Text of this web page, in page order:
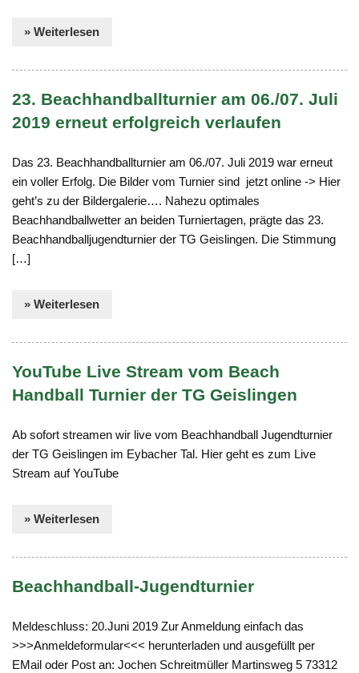
» Weiterlesen
23. Beachhandballturnier am 06./07. Juli
2019 erneut erfolgreich verlaufen
Das 23. Beachhandballturnier am 06./07. Juli 2019 war erneut
ein voller Erfolg. Die Bilder vom Turnier sind jetzt online -> Hier
geht’s zu der Bildergalerie…. Nahezu optimales
Beachhandballwetter an beiden Turniertagen, prägte das 23.
Beachhandballjugendturnier der TG Geislingen. Die Stimmung
[…]
» Weiterlesen
YouTube Live Stream vom Beach
Handball Turnier der TG Geislingen
Ab sofort streamen wir live vom Beachhandball Jugendturnier
der TG Geislingen im Eybacher Tal. Hier geht es zum Live
Stream auf YouTube
» Weiterlesen
Beachhandball-Jugendturnier
Meldeschluss: 20.Juni 2019 Zur Anmeldung einfach das
>>>Anmeldeformular<<< herunterladen und ausgefüllt per
EMail oder Post an: Jochen Schreitmüller Martinsweg 5 73312